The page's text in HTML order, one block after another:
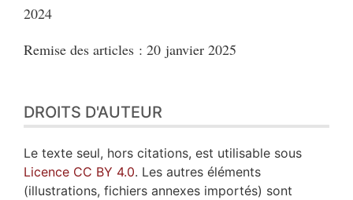
2024
Remise des articles : 20 janvier 2025
DROITS D'AUTEUR
Le texte seul, hors citations, est utilisable sous
Licence CC BY 4.0. Les autres éléments
(illustrations, fichiers annexes importés) sont